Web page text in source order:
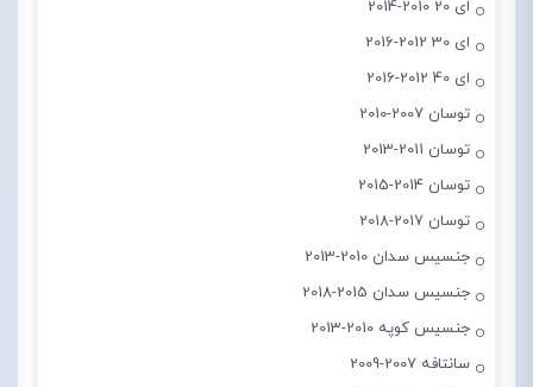
ای 20 2010-2014
ای 30 2012-2016
ای 40 2012-2016
توسان 2007-2010
توسان 2011-2013
توسان 2014-2015
توسان 2017-2018
جنسیس سدان 2010-2013
جنسیس سدان 2015-2018
جنسیس کوپه 2010-2013
سانتافه 2007-2009